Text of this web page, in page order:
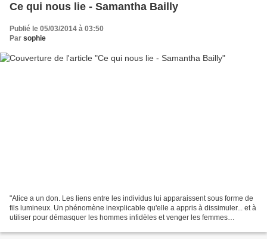
Ce qui nous lie - Samantha Bailly
Publié le 05/03/2014 à 03:50
Par sophie
"Alice a un don. Les liens entre les individus lui apparaissent sous forme de
fils lumineux. Un phénomène inexplicable qu'elle a appris à dissimuler... et à
utiliser pour démasquer les hommes infidèles et venger les femmes